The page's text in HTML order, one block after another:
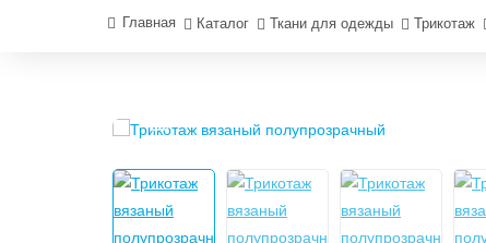
Главная Каталог Ткани для одежды Трикотаж